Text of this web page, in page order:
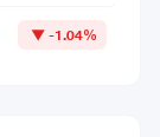
▼ -1.04%